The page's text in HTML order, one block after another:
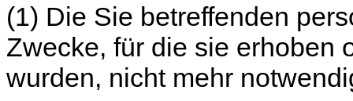
(1) Die Sie betreffenden
Zwecke, für die sie erhoben
wurden, nicht mehr